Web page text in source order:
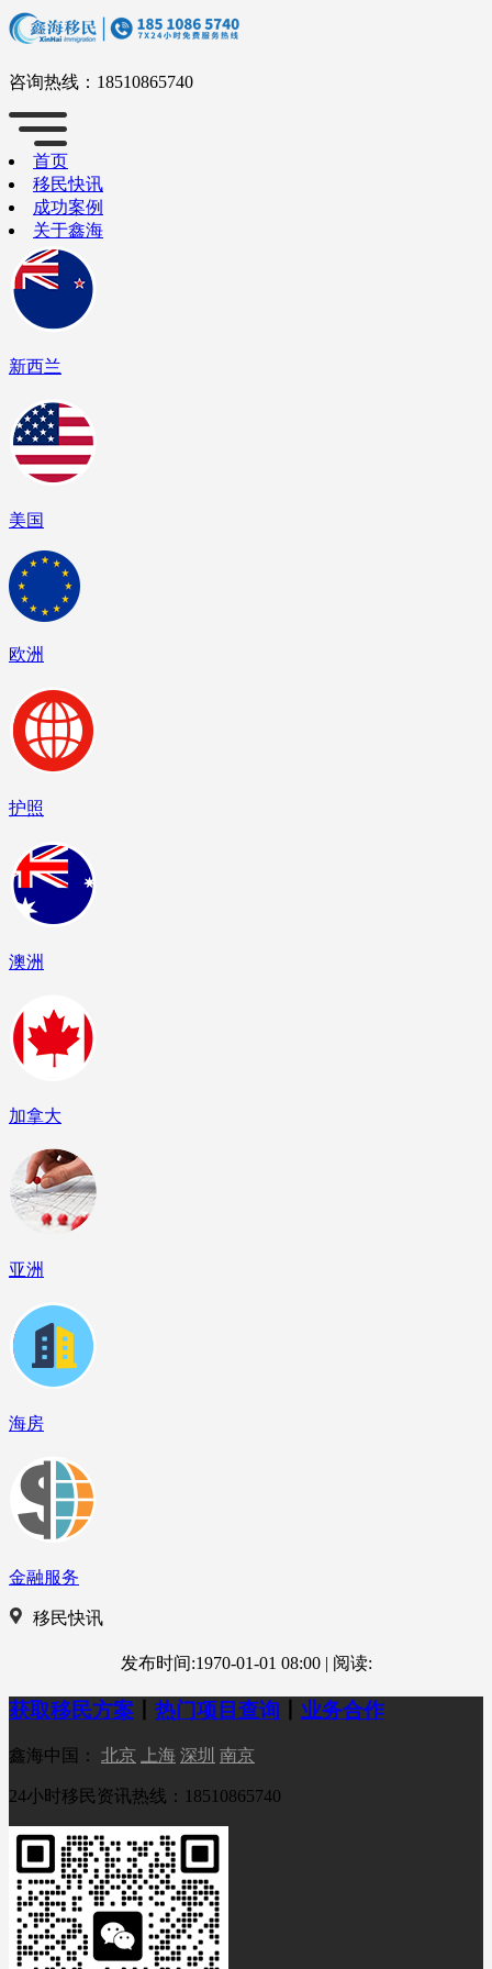
咨询热线： 18510865740
首页
移民快讯
成功案例
关于鑫海
新西兰
美国
欧洲
护照
澳洲
加拿大
亚洲
海房
金融服务
移民快讯
发布时间:1970-01-01 08:00 | 阅读:
获取移民方案 热门项目查询 业务合作
鑫海中国： 北京 上海 深圳 南京
24小时移民资讯热线：18510865740